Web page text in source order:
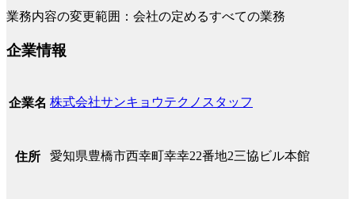
業務内容の変更範囲：会社の定めるすべての業務
企業情報
企業名 株式会社サンキョウテクノスタッフ
住所 愛知県豊橋市西幸町幸幸22番地2三協ビル本館